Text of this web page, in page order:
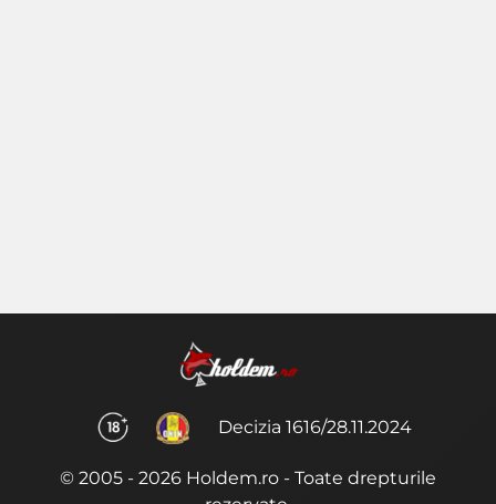
Decizia 1616/28.11.2024
© 2005 - 2026 Holdem.ro - Toate drepturile